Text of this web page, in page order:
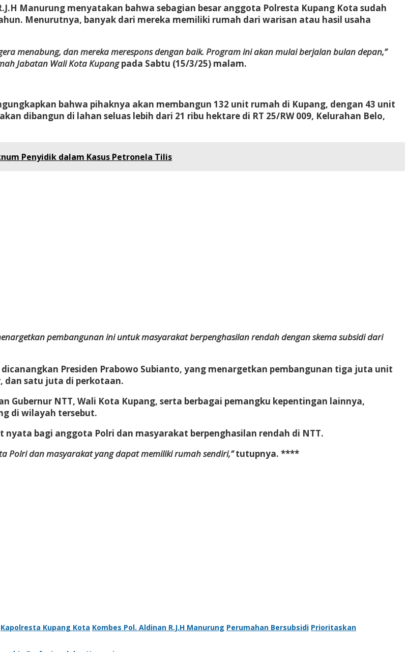
Manurung menyatakan bahwa sebagian besar anggota Polresta Kupang Kota sudah
Menurutnya, banyak dari mereka memiliki rumah dari warisan atau hasil usaha
menabung, dan mereka merespons dengan baik. Program ini akan mulai berjalan bulan depan,”
Jabatan Wali Kota Kupangpada Sabtu (15/3/25) malam.
bahwa pihaknya akan membangun 132 unit rumah di Kupang, dengan 43 unit
dibangun di lahan seluas lebih dari 21 ribu hektare di RT 25/RW 009, Kelurahan Belo,
Penyidik dalam Kasus Petronela Tilis
pembangunan ini untuk masyarakat berpenghasilan rendah dengan skema subsidi dari
Presiden Prabowo Subianto, yang menargetkan pembangunan tiga juta unit
dan satu juta di perkotaan.
NTT, Wali Kota Kupang, serta berbagai pemangku kepentingan lainnya,
di wilayah tersebut.
bagi anggota Polri dan masyarakat berpenghasilan rendah di NTT.
Polri dan masyarakat yang dapat memiliki rumah sendiri,”tutupnya. ****
Kapolresta Kupang Kota Kombes Pol. Aldinan R.J.H Manurung Perumahan Bersubsidi Prioritaskan